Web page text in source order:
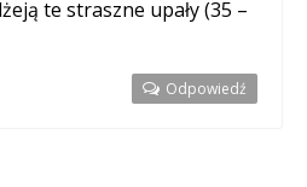
te straszne upały (35 –
Odpowiedź